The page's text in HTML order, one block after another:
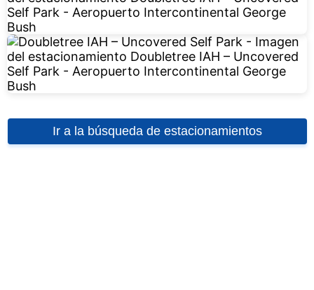
Ir a la búsqueda de estacionamientos